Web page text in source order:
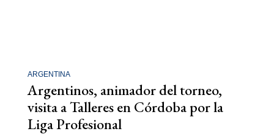
ARGENTINA
Argentinos, animador del torneo,
visita a Talleres en Córdoba por la
Liga Profesional